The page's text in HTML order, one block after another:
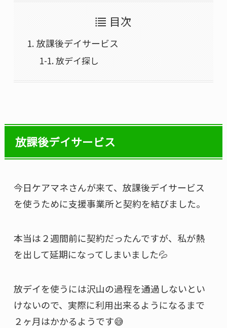
目次
放課後デイサービス
放デイ探し
放課後デイサービス
今日ケアマネさんが来て、放課後デイサービス
を使うために支援事業所と契約を結びました。
本当は２週間前に契約だったんですが、私が熱
を出して延期になってしまいました💦
放デイを使うには沢山の過程を通過しないとい
けないので、実際に利用出来るようになるまで
２ヶ月はかかるようです😅